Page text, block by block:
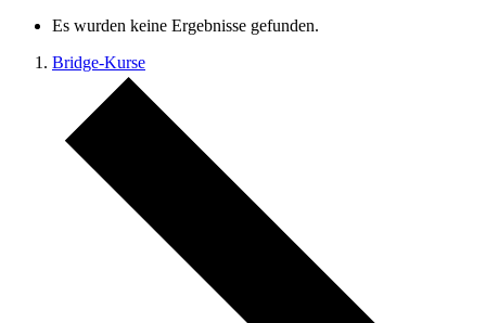
Es wurden keine Ergebnisse gefunden.
Bridge-Kurse